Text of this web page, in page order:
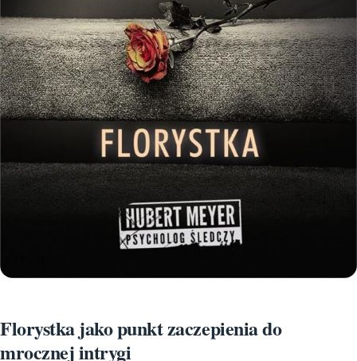
Florystka jako punkt zaczepienia do
mrocznej intrygi